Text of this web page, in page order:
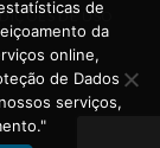
DE USO
de
da
online,
de Dados
serviços,